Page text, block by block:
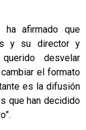
ha afirmado que
y su director y
desvelar
el formato
es la difusión
que han decidido